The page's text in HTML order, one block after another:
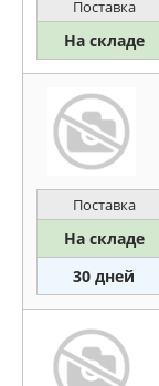
Поставка
На складе
Поставка
На складе
30 дней